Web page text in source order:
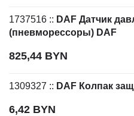
1737516 :: DAF Датчик
(пневморессоры) DAF
825,44 BYN
1309327 :: DAF Колпак
6,42 BYN